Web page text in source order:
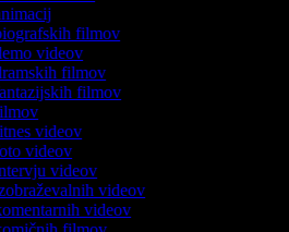
filmov
videov
filmov
filmov
videov
videov
videov
videov
videov